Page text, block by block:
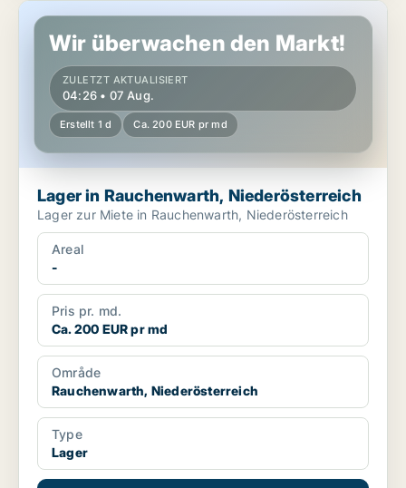
Lager in Rauchenwarth, Niederösterreich
Wir überwachen den Markt!
ZULETZT AKTUALISIERT
04:26 • 07 Aug.
Erstellt 1 d Ca. 200 EUR pr md
Lager in Rauchenwarth, Niederösterreich
Lager zur Miete in Rauchenwarth, Niederösterreich
Areal
-
Pris pr. md.
Ca. 200 EUR pr md
Område
Rauchenwarth, Niederösterreich
Type
Lager